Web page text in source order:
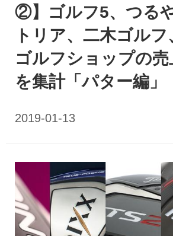
②】ゴルフ5、つる
トリア、二木ゴルフ
ゴルフショップの売
を集計「パター編」